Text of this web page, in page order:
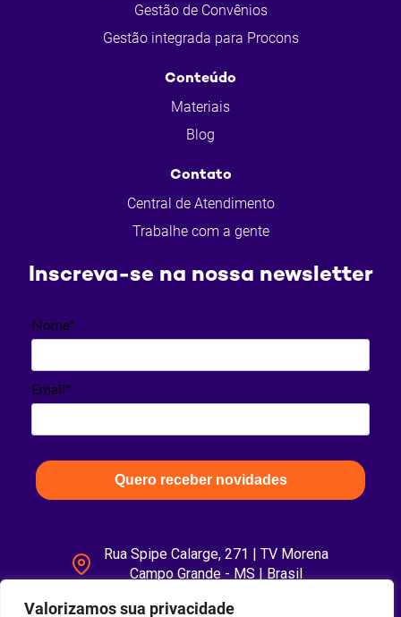
Valorizamos sua privacidade
Gestão de Convênios
Gestão integrada para Procons
Conteúdo
Materiais
Blog
Contato
Central de Atendimento
Trabalhe com a gente
Inscreva-se na nossa newsletter
Nome*
Email*
Quero receber novidades
Rua Spipe Calarge, 271 | TV Morena
Campo Grande - MS | Brasil